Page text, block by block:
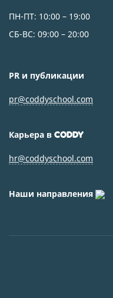
ПН-ПТ: 10:00 – 19:00
СБ-ВС: 09:00 – 20:00
PR и публикации
pr@coddyschool.com
Карьера в CODDY
hr@coddyschool.com
Наши направления